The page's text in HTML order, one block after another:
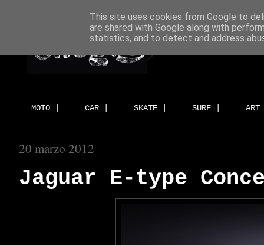
MOTO | CAR | SKATE | SURF |
20 marzo 2012
Jaguar E-type
This site uses cookies from Google to
are shared with Google along with
statistics, and to detect and address